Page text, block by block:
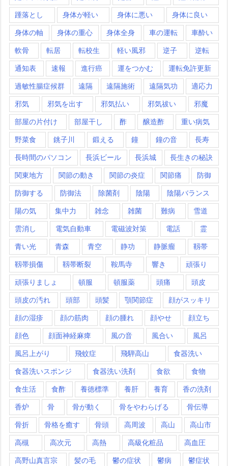
踵落とし 身体が軽い 身体に悪い 身体に良い
身体の軸 身体の重心 身体全身 車の運転 車酔い
軟骨 転居 転校生 軽い風邪 逆子 逆転
通知表 速報 進行癌 運をつかむ 運転免許更新
過敏性腸症候群 遠隔 遠隔施術 遠隔気功 適応力
邪気 邪気を出す 邪気払い 邪気祓い 邪魔
部屋の片付け 部屋干し 酢 醸造酢 重い病気
野菜食 銚子川 鍛える 鐘 鐘の音 長寿
長時間のパソコン 長浜ビール 長浜城 長生きの秘訣
関東地方 関節の動き 関節の炎症 関節痛 防御
防御する 防御法 除菌剤 陰陽 陰陽バランス
陽の気 集中力 雑念 雑菌 難病 雪道
雲消し 電気自動車 電磁波対策 電話 霊
青い光 青森 青空 静功 静脈瘤 靱帯
靱帯損傷 靱帯断裂 鞍馬寺 響き 頑張り
頑張りましょ 頓服 頓服薬 頭痛 頭皮
頭皮の汚れ 頭部 頭髪 顎関節症 顔がスッキリ
顔の湿疹 顔の筋肉 顔の腫れ 顔やせ 顔立ち
顔色 顔面神経麻痺 風の音 風合い 風呂
風呂上がり 飛蚊症 飛騨高山 食器洗い
食器洗いスポンジ 食器洗い洗剤 食欲 食物
食生活 食酢 養徳標準 養肝 養育 香の洗剤
香炉 骨 骨が動く 骨をやわらげる 骨伝導
骨折 骨格を癒す 骨頭 高周波 高山 高山市
高槻 高次元 高熱 高級化粧品 高血圧
高野山真言宗 髪の毛 鬱の症状 鬱病 鬱症状